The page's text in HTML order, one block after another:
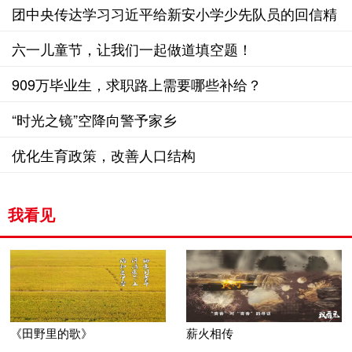
共利益
团中央传达学习习近平给新安小学少先队员的回信精
神
六一儿童节，让我们一起做道填空题！
909万毕业生，求职路上需要哪些补给？
“时光之镜”空降向警予家乡
优化生育政策，改善人口结构
我看见
《田野里的歌》 薪火相传